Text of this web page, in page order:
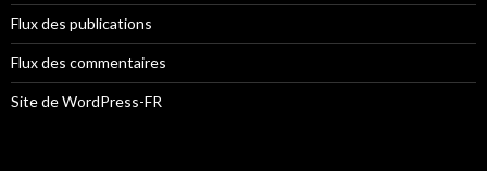
Flux des publications
Flux des commentaires
Site de WordPress-FR